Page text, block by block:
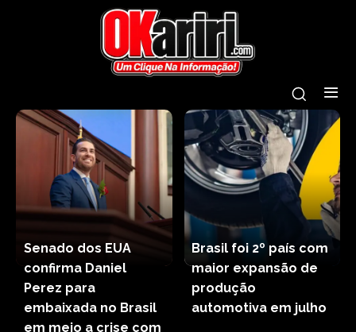
Senado dos EUA
confirma Daniel
Perez para
embaixada no Brasil
em meio a crise com
Brasil foi 2º país com
maior expansão de
produção
automotiva em julho